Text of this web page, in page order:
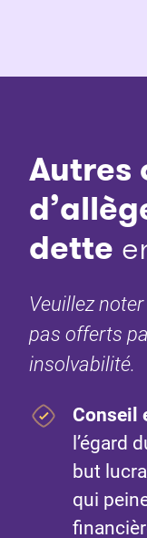
Autres
dette
Veuillez
pas offerts
insolvabilité.
Conseil
l’égard
but
qui